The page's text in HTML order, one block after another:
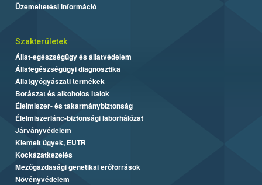
Üzemeltetési információ
Szakterületek
Állat-egészségügy és állatvédelem
Állategészségügyi diagnosztika
Állatgyógyászati termékek
Borászat és alkoholos italok
Élelmiszer- és takarmánybiztonság
Élelmiszerlánc-biztonsági laborhálózat
Járványvédelem
Kiemelt ügyek, EUTR
Kockázatkezelés
Mezőgazdasági genetikai erőforrások
Növényvédelem